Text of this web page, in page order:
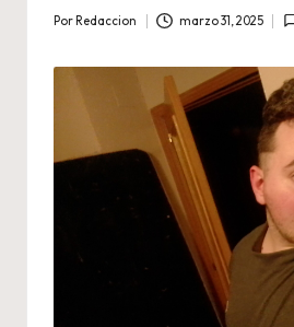
Por Redaccion marzo 31, 2025